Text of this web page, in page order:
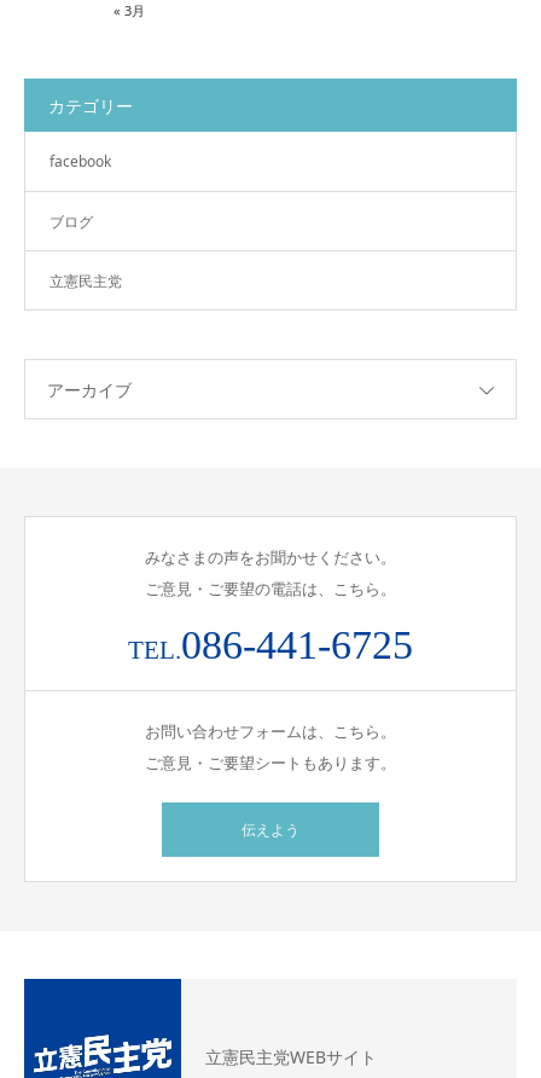
« 3月
カテゴリー
facebook
ブログ
立憲民主党
アーカイブ
みなさまの声をお聞かせください。
ご意見・ご要望の電話は、こちら。
TEL.086-441-6725
お問い合わせフォームは、こちら。
ご意見・ご要望シートもあります。
伝えよう
立憲民主党WEBサイト